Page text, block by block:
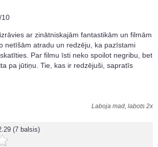
10
ar zinātniskajām fantastikām un filmām
netīšām atradu un redzēju, ka pazīstami
Par filmu īsti neko spoilot negribu, bet
pa jūtiņu. Tie, kas ir redzējuši, sapratīs
Laboja mad, labots 2x
(7 balsis)